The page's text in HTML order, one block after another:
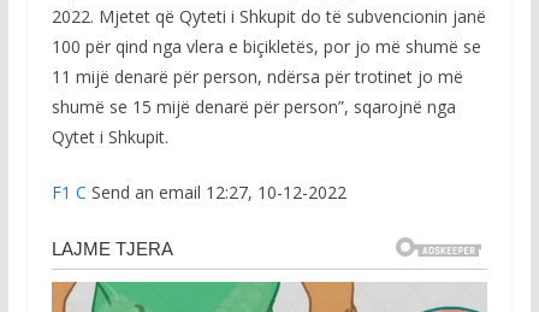
2022. Mjetet që Qyteti i Shkupit do të subvencionin janë
100 për qind nga vlera e biçikletës, por jo më shumë se
11 mijë denarë për person, ndërsa për trotinet jo më
shumë se 15 mijë denarë për person”, sqarojnë nga
Qytet i Shkupit.
F1 C Send an email 12:27, 10-12-2022